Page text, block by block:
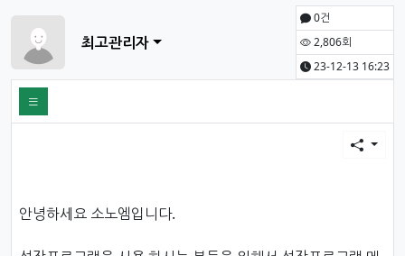
최고관리자
0건
2,806회
23-12-13 16:23
안녕하세요 소노엠입니다.